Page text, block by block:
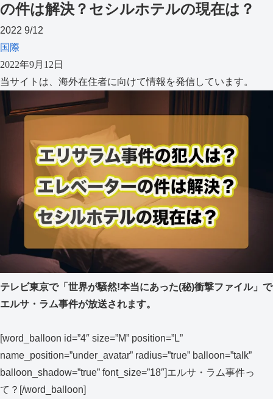
の件は解決？セシルホテルの現在は？
2022 9/12
国際
2022年9月12日
当サイトは、海外在住者に向けて情報を発信しています。
テレビ東京で「世界が騒然!本当にあった(秘)衝撃ファイル」で
エルサ・ラム事件が放送されます。
[word_balloon id=”4″ size=”M” position=”L”
name_position=”under_avatar” radius=”true” balloon=”talk”
balloon_shadow=”true” font_size=”18″]エルサ・ラム事件っ
て？[/word_balloon]